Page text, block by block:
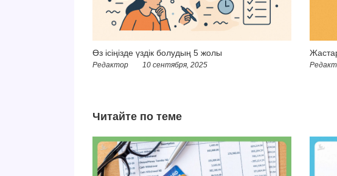
Өз ісіңізде үздік болудың 5 жолы
Редактор 10 сентября, 2025
Читайте по теме